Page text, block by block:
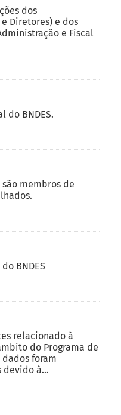
dos
Diretores) e dos
e Fiscal
do BNDES.
membros de
BNDES
relacionado à
do Programa de
dados foram
devido à...